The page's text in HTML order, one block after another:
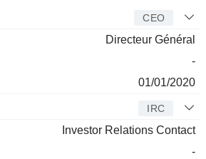
CEO
Directeur Général
-
01/01/2020
IRC
Investor Relations Contact
-